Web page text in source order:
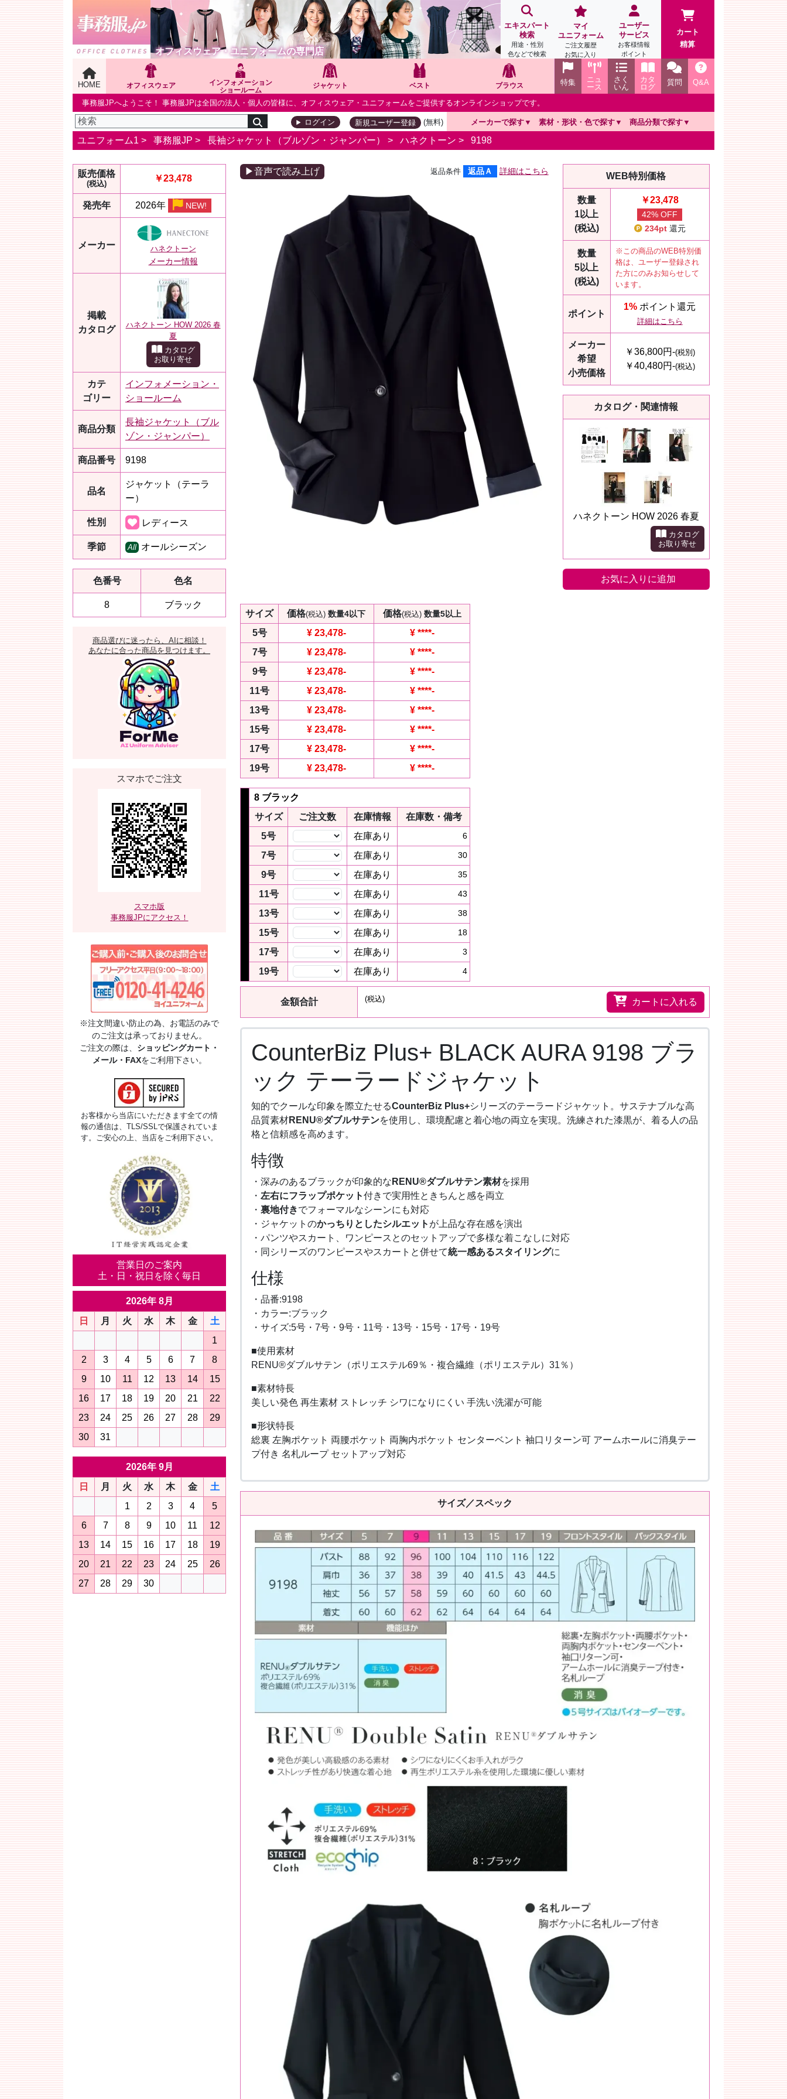
オフィスウェア・ユニフォームの専門店
エキスパート
検索
用途・性別
色などで検索
マイ
ユニフォーム
ご注文履歴
お気に入り
ユーザー
サービス
お客様情報
ポイント
カート
精算
HOME オフィスウェア
インフォメーション
ショールーム
ジャケット ベスト ブラウス Q&A
質問
カタ
ログ
さく
いん
ニュ
ース
特集
事務服JPへようこそ！ 事務服JPは全国の法人・個人の皆様に、オフィスウェア・ユニフォームをご提供するオンラインショップです。
ログイン 新規ユーザー登録 (無料) メーカーで探す 素材・形状・色で探す 商品分類で探す
ユニフォーム1 > 事務服JP > 長袖ジャケット（ブルゾン・ジャンパー） > ハネクトーン > 9198
販売価格
(税込)
￥23,478
発売年 2026年 NEW!
メーカー ハネクトーン
メーカー情報
掲載
カタログ
ハネクトーン HOW 2026 春
夏
カタログ
お取り寄せ
カテ
ゴリー
インフォメーション・
ショールーム
商品分類
長袖ジャケット（ブル
ゾン・ジャンパー）
商品番号 9198
品名
ジャケット（テーラ
ー）
性別 レディース
季節 All オールシーズン
色番号 色名
8 ブラック
商品選びに迷ったら、AIに相談！
あなたに合った商品を見つけます。
スマホでご注文
スマホ版
事務服JPにアクセス！
※注文間違い防止の為、お電話のみで
のご注文は承っておりません。
ご注文の際は、 ショッピングカート・
メール・FAXをご利用下さい。
お客様から当店にいただきます全ての情
報の通信は、TLS/SSLで保護されていま
す。ご安心の上、当店をご利用下さい。
営業日のご案内
土・日・祝日を除く毎日
2026年 8月
日
月 火 水 木 金
土
1
2
3 4 5 6 7
8
9
10 11 12 13 14
15
16
17 18 19 20 21
22
23
24 25 26 27 28
29
30
31
2026年 9月
日
月 火 水 木 金
土
1
2 3 4
5
6
7 8 9 10 11
12
13
14 15 16 17 18
19
20
21 22 23 24 25
26
27
28 29 30
▶音声で読み上げ 返品条件 返品Ａ 詳細はこちら WEB特別価格
数量
1以上
(税込)
￥23,478
42% OFF
234pt 還元
数量
5以上
(税込)
※この商品のWEB特別価
格は、ユーザー登録され
た方にのみお知らせして
います。
ポイント
1% ポイント還元
詳細はこちら
メーカー
希望
小売価格
￥36,800円-(税別)
￥40,480円-(税込)
カタログ・関連情報
ハネクトーン HOW 2026 春夏
カタログ
お取り寄せ
お気に入りに追加
サイズ 価格(税込) 数量4以下 価格(税込) 数量5以上
5号 ¥ 23,478- ¥ ****-
7号
¥ 23,478- ¥ ****-
9号
¥ 23,478- ¥ ****-
11号
¥ 23,478- ¥ ****-
13号
¥ 23,478- ¥ ****-
15号
¥ 23,478- ¥ ****-
17号
¥ 23,478- ¥ ****-
19号
¥ 23,478- ¥ ****-
8 ブラック
サイズ
ご注文数 在庫情報
在庫数・備考
5号
在庫あり 6
7号 在庫あり 30
9号 在庫あり 35
11号 在庫あり 43
13号 在庫あり 38
15号 在庫あり 18
17号 在庫あり 3
19号 在庫あり 4
金額合計 (税込) カートに入れる
CounterBiz Plus+ BLACK AURA 9198 ブラ
ック テーラードジャケット
知的でクールな印象を際立たせるCounterBiz Plus+シリーズのテーラードジャケット。サステナブルな高
品質素材RENU®ダブルサテンを使用し、環境配慮と着心地の両立を実現。洗練された漆黒が、着る人の品
格と信頼感を高めます。
特徴
・深みのあるブラックが印象的な RENU®ダブルサテン素材を採用
・ 左右にフラップポケット付きで実用性ときちんと感を両立
・ 裏地付きでフォーマルなシーンにも対応
・ジャケットのかっちりとしたシルエット が上品な存在感を演出
・パンツやスカート、ワンピースとのセットアップで多様な着こなしに対応
・同シリーズのワンピースやスカートと併せて統一感あるスタイリングに
仕様
・品番:9198
・カラー:ブラック
・サイズ:5号・7号・9号・11号・13号・15号・17号・19号
■使用素材
RENU®ダブルサテン（ポリエステル69％・複合繊維（ポリエステル）31％）
■素材特長
美しい発色 再生素材 ストレッチ シワになりにくい 手洗い洗濯が可能
■形状特長
総裏 左胸ポケット 両腰ポケット 両胸内ポケット センターベント 袖口リターン可 アームホールに消臭テー
プ付き 名札ループ セットアップ対応
サイズ／スペック